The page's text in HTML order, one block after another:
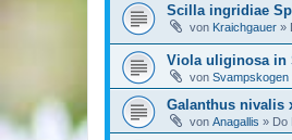
Scilla ingridiae
von Kraichgauer »
Viola uliginosa in
von Svampskogen
Galanthus nivalis
von Anagallis » Do